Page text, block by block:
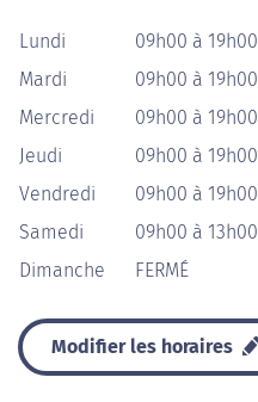
Lundi
09h00 à 19h00
Mardi
09h00 à 19h00
Mercredi
09h00 à 19h00
Jeudi
09h00 à 19h00
Vendredi
09h00 à 19h00
Samedi
09h00 à 13h00
Dimanche
FERMÉ
Modifier les horaires